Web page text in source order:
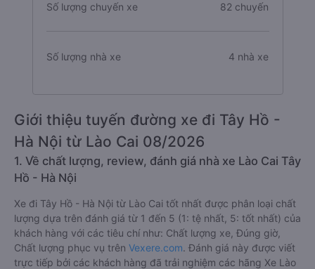
Số lượng chuyến xe 82 chuyến
Số lượng nhà xe 4 nhà xe
Giới thiệu tuyến đường xe đi Tây Hồ -
Hà Nội từ Lào Cai 08/2026
1. Về chất lượng, review, đánh giá nhà xe Lào Cai Tây
Hồ - Hà Nội
Xe đi Tây Hồ - Hà Nội từ Lào Cai tốt nhất được phân loại chất
lượng dựa trên đánh giá từ 1 đến 5 (1: tệ nhất, 5: tốt nhất) của
khách hàng với các tiêu chí như: Chất lượng xe, Đúng giờ,
Chất lượng phục vụ trên Vexere.com. Đánh giá này được viết
trực tiếp bởi các khách hàng đã trải nghiệm các hãng Xe Lào